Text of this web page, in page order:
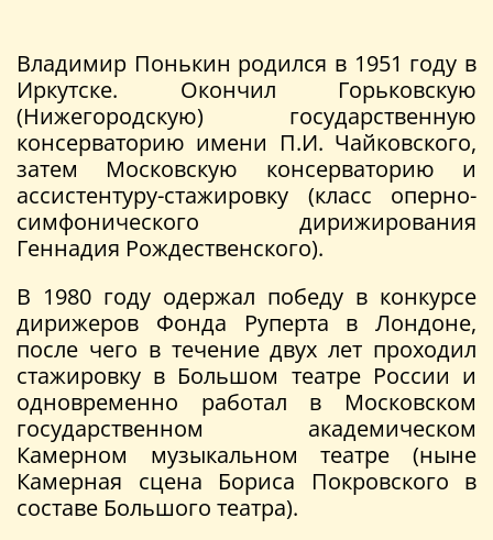
Владимир Понькин родился в 1951 году в
Иркутске. Окончил Горьковскую
(Нижегородскую) государственную
консерваторию имени П.И. Чайковского,
затем Московскую консерваторию и
ассистентуру-стажировку (класс оперно-
симфонического дирижирования
Геннадия Рождественского).
В 1980 году одержал победу в конкурсе
дирижеров Фонда Руперта в Лондоне,
после чего в течение двух лет проходил
стажировку в Большом театре России и
одновременно работал в Московском
государственном академическом
Камерном музыкальном театре (ныне
Камерная сцена Бориса Покровского в
составе Большого театра).